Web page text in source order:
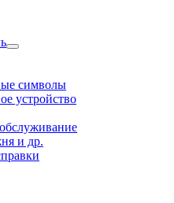
символы
устройство
и др.